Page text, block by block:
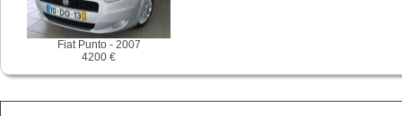
Fiat Punto - 2007
4200 €